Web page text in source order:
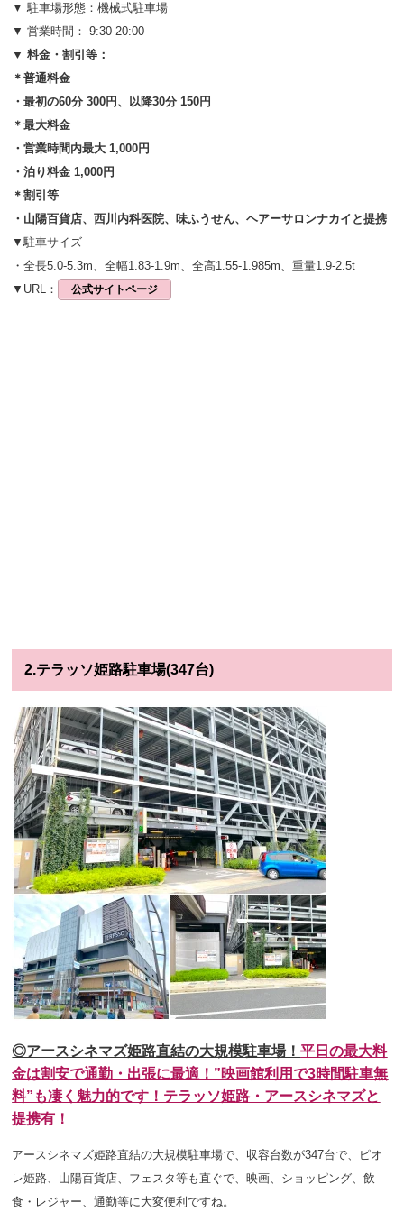
▼ 駐車場形態：機械式駐車場
▼ 営業時間： 9:30-20:00
▼ 料金・割引等：
＊普通料金
・最初の60分 300円、以降30分 150円
＊最大料金
・営業時間内最大 1,000円
・泊り料金 1,000円
＊割引等
・山陽百貨店、西川内科医院、味ふうせん、ヘアーサロンナカイと提携
▼駐車サイズ
・全長5.0-5.3m、全幅1.83-1.9m、全高1.55-1.985m、重量1.9-2.5t
▼URL：
公式サイトページ
2.テラッソ姫路駐車場(347台)
◎アースシネマズ姫路直結の大規模駐車場！平日の最大料
金は割安で通勤・出張に最適！”映画館利用で3時間駐車無
料”も凄く魅力的です！テラッソ姫路・アースシネマズと
提携有！
アースシネマズ姫路直結の大規模駐車場で、収容台数が347台で、ピオ
レ姫路、山陽百貨店、フェスタ等も直ぐで、映画、ショッピング、飲
食・レジャー、通勤等に大変便利ですね。